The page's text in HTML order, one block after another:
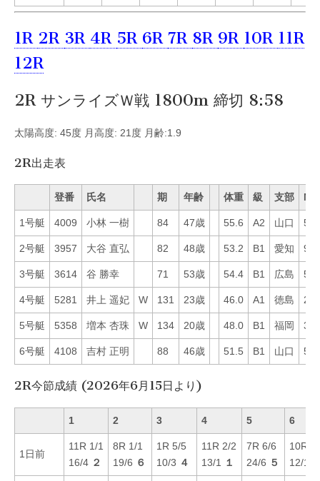
1R 2R 3R 4R 5R 6R 7R 8R 9R 10R 11R
12R
2R サンライズＷ戦 1800m 締切 8:58
太陽高度: 45度 月高度: 21度 月齢:1.9
2R出走表
登番 氏名 期 年齢 体重 級 支部 Mo
1号艇 4009 小林 一樹 84 47歳 55.6 A2 山口 56
2号艇 3957 大谷 直弘 82 48歳 53.2 B1 愛知 9
3号艇 3614 谷 勝幸 71 53歳 54.4 B1 広島 52
4号艇 5281 井上 遥妃 W 131 23歳 46.0 A1 徳島 28
5号艇 5358 増本 杏珠 W 134 20歳 48.0 B1 福岡 30
6号艇 4108 吉村 正明 88 46歳 51.5 B1 山口 50
2R今節成績 (2026年6月15日より)
1 2 3 4 5 6
1日前
11R 1/1
16/4 ２
8R 1/1
19/6 ６
1R 5/5
10/3 ４
11R 2/2
13/1
１
7R 6/6
24/6 ５
10R
12/1